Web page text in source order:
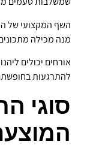
השף המקצועי של
מנה מכילה
אורחים יכולים
להתרגעות
סוגי